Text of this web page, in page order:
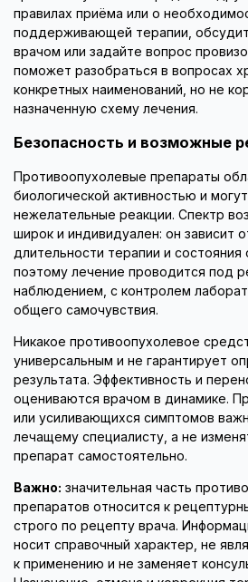
правилах приёма или о
поддерживающей терапии,
врачом или задайте вопрос
поможет разобраться в вопросах
конкретных наименований, но не
назначенную схему лечения.
Безопасность и возможные
Противоопухолевые препараты
биологической активностью и
нежелательные реакции. Спектр
широк и индивидуален: он зависит
длительности терапии и состояния
поэтому лечение проводится под
наблюдением, с контролем
общего самочувствия.
Никакое противоопухолевое
универсальным и не гарантирует
результата. Эффективность и
оцениваются врачом в динамике.
или усиливающихся симптомов
лечащему специалисту, а не
препарат самостоятельно.
Важно: значительная часть
препаратов относится к
строго по рецепту врача.
носит справочный характер, не
к применению и не заменяет